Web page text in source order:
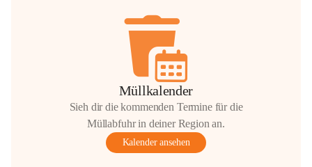
Müllkalender
Sieh dir die kommenden Termine für die
Müllabfuhr in deiner Region an.
Kalender ansehen